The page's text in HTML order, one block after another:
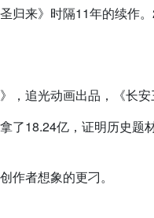
归来》时隔11年的续
，追光动画出品，《长
了18.24亿，证明历史
作者想象的更刁。